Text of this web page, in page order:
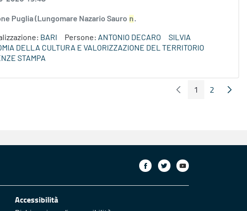
Puglia (Lungomare Nazario Sauro n.
BARI Persone: ANTONIO DECARO
SILVIA
DELLA CULTURA E VALORIZZAZIONE DEL TERRITORIO
STAMPA
Pagina Precedente
Pagina
1 Pagina
2
Accessibilità